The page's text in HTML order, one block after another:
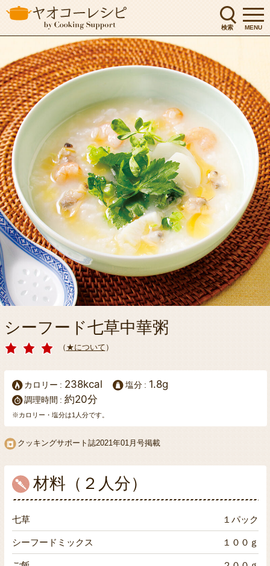
検索 MENU
シーフード七草中華粥
（ ★について ）
カロリー 238kcal 塩分 1.8g
調理時間 約20分
※カロリー・塩分は1人分です。
クッキングサポート誌2021年01月号掲載
材料（２人分）
七草 １パック
シーフードミックス １００ｇ